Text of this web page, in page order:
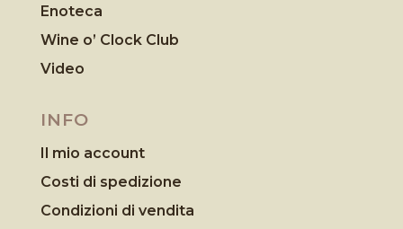
Enoteca
Wine o’ Clock Club
Video
INFO
Il mio account
Costi di spedizione
Condizioni di vendita